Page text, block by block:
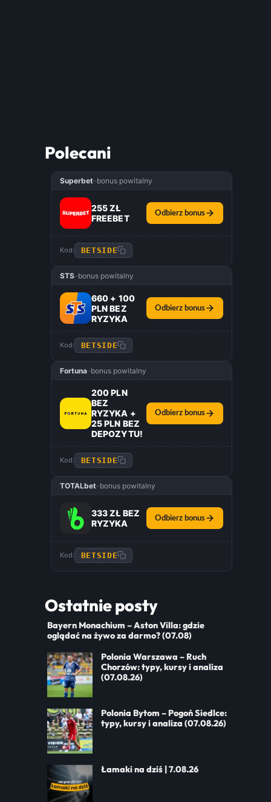
Polecani
Superbet–bonus powitalny
255 ZŁ
FREEBET
Odbierz bonus
Kod: BETSIDE
STS–bonus powitalny
660 + 100
PLN BEZ
RYZYKA
Odbierz bonus
Kod: BETSIDE
Fortuna–bonus powitalny
200 PLN
BEZ
RYZYKA +
25 PLN BEZ
DEPOZYTU!
Odbierz bonus
Kod: BETSIDE
TOTALbet–bonus powitalny
333 ZŁ BEZ
RYZYKA
Odbierz bonus
Kod: BETSIDE
Ostatnie posty
Bayern Monachium – Aston Villa: gdzie
oglądać na żywo za darmo? (07.08)
Polonia Warszawa – Ruch
Chorzów: typy, kursy i analiza
(07.08.26)
Polonia Bytom – Pogoń Siedlce:
typy, kursy i analiza (07.08.26)
Łamaki na dziś | 7.08.26